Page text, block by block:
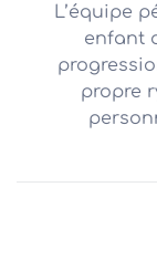
L’équipe
enfant
propre